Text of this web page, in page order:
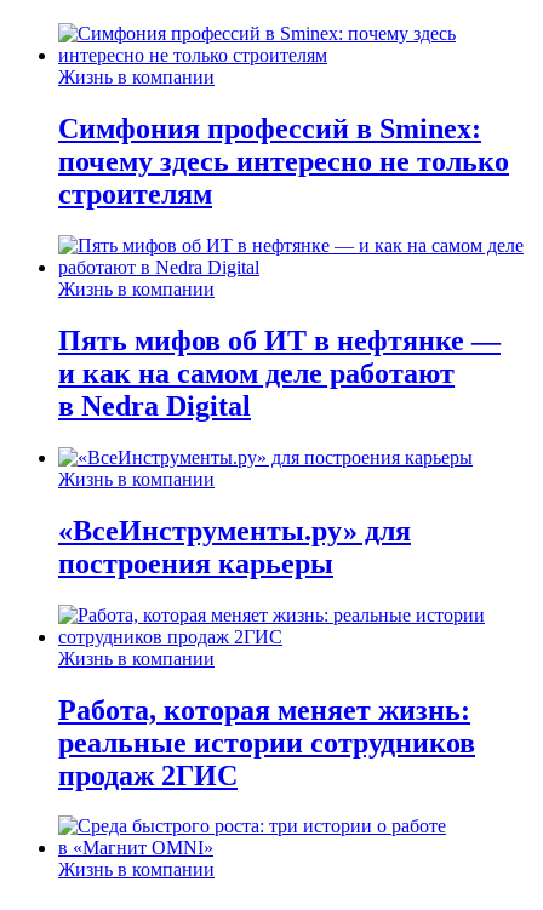
Жизнь в компании
Симфония профессий в Sminex:
почему здесь интересно не только
строителям
Жизнь в компании
Пять мифов об ИТ в нефтянке —
и как на самом деле работают
в Nedra Digital
Жизнь в компании
«ВсеИнструменты.ру» для
построения карьеры
Жизнь в компании
Работа, которая меняет жизнь:
реальные истории сотрудников
продаж 2ГИС
Жизнь в компании